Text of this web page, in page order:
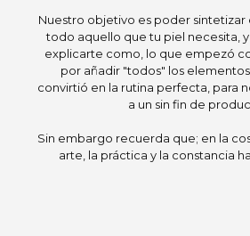
Nuestro objetivo es poder sintetizar
todo aquello que tu piel necesita,
explicarte como, lo que empezó
por añadir "todos" los elementos
convirtió en la rutina perfecta, para
a un sin fin de
Sin embargo recuerda que; en la
arte, la práctica y la constancia